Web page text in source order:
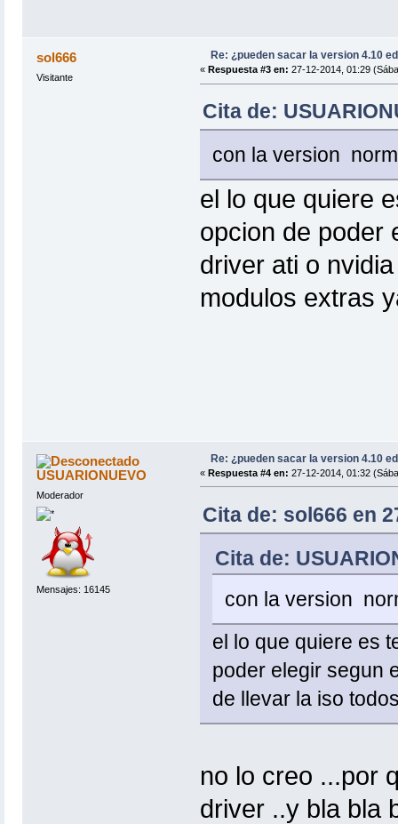
sol666
Visitante
Re: ¿pueden sacar la version 4.10
« Respuesta #3 en: 27-12-2014, 01:29
Cita de:
con la version
el lo que quiere
opcion de poder
driver ati o
modulos extras
USUARIONUEVO
Moderador
Mensajes: 16145
Re: ¿pueden sacar la version 4.10
« Respuesta #4 en: 27-12-2014, 01:32
Cita de: sol666 en
Cita de:
con la version
el lo que quiere es
poder elegir segun
de llevar la iso
no lo creo ...por
driver ..y bla bla